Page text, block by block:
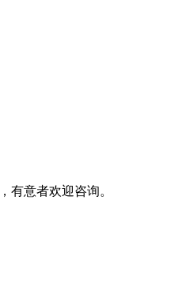
有意者欢迎咨询。